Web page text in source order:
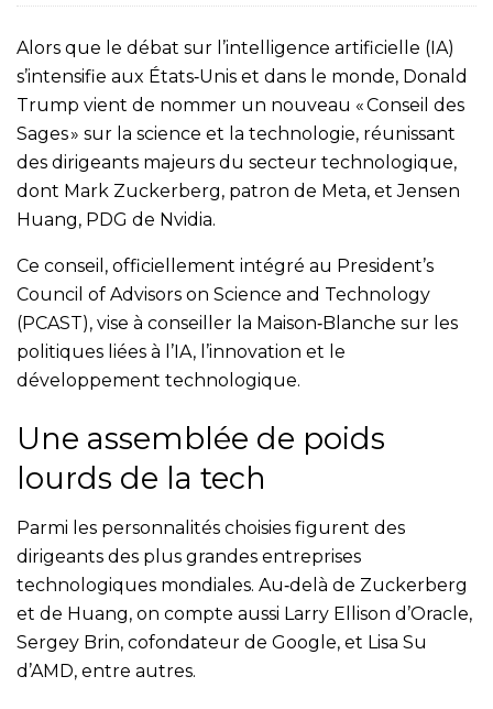
Alors que le débat sur l’intelligence artificielle (IA)
s’intensifie aux États‑Unis et dans le monde, Donald
Trump vient de nommer un nouveau « Conseil des
Sages » sur la science et la technologie, réunissant
des dirigeants majeurs du secteur technologique,
dont Mark Zuckerberg, patron de Meta, et Jensen
Huang, PDG de Nvidia.
Ce conseil, officiellement intégré au President’s
Council of Advisors on Science and Technology
(PCAST), vise à conseiller la Maison‑Blanche sur les
politiques liées à l’IA, l’innovation et le
développement technologique.
Une assemblée de poids
lourds de la tech
Parmi les personnalités choisies figurent des
dirigeants des plus grandes entreprises
technologiques mondiales. Au‑delà de Zuckerberg
et de Huang, on compte aussi Larry Ellison d’Oracle,
Sergey Brin, cofondateur de Google, et Lisa Su
d’AMD, entre autres.